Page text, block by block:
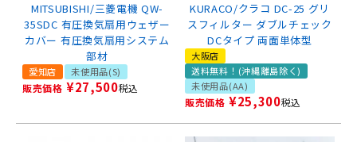
MITSUBISHI/三菱電機 QW-
35SDC 有圧換気扇用ウェザー
カバー 有圧換気扇用システム
部材
愛知店 未使用品(S)
販売価格 ¥27,500税込
KURACO/クラコ DC-25 グリ
スフィルター ダブルチェック
DCタイプ 両面単体型
大阪店
送料無料！(沖縄離島除く)
未使用品(AA)
販売価格 ¥25,300税込